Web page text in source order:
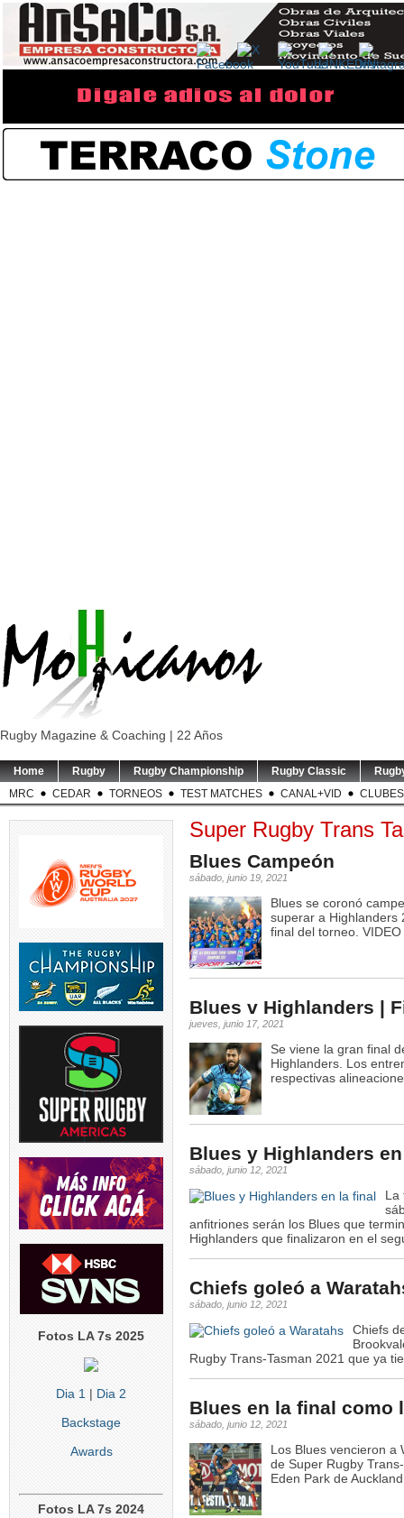
Rugby Magazine & Coaching | 22 Años
Home Rugby Rugby Championship Rugby Classic
MRC
CEDAR TORNEOS TEST MATCHES CANAL+VID CLUBES
Fotos LA 7s 2025
Dia 1 | Dia 2
Backstage
Awards
Fotos LA 7s 2024
Super Rugby Trans
Blues Campeón
sábado, junio 19, 2021
Blues se coronó
superar a Highlanders
final del torneo. VIDEO
Blues v Highlanders |
jueves, junio 17, 2021
Se viene la gran final
Highlanders. Los
respectivas
Blues y Highlanders
sábado, junio 12, 2021
La
anfitriones serán los Blues que
Highlanders que finalizaron en el
Chiefs goleó a
sábado, junio 12, 2021
Chiefs
Rugby Trans-Tasman 2021 que ya
Blues en la final como
sábado, junio 12, 2021
Los Blues vencieron a
de Super Rugby
Eden Park de
RSA |
TORNEO DEL INTERIOR |
6 0
TEST MATCH | El
entrenador de los
Springboks,
5 0
RUGBY DE OPINION | Se
modifica permanentemente
el...
5
SVNS 2026/27 | World
Rugby anunció fechas y
sedes
...
5
TEST MATCH
El
GREATEST
Los
4